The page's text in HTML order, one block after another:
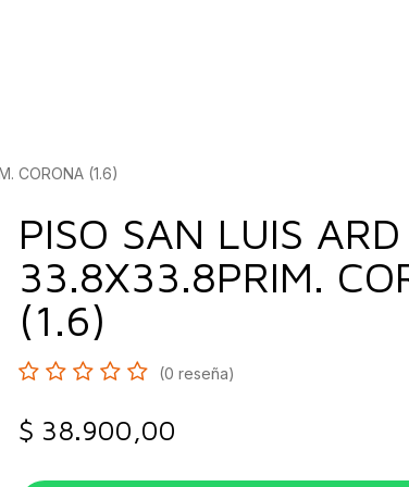
CORONA (1.6)
PISO SAN LUIS ARD
33.8X33.8PRIM.
(1.6)
(0 reseña)
$ 38.900,00